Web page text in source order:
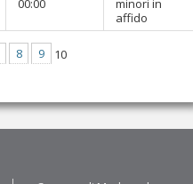
00:00
minori in
affido
8 9 10